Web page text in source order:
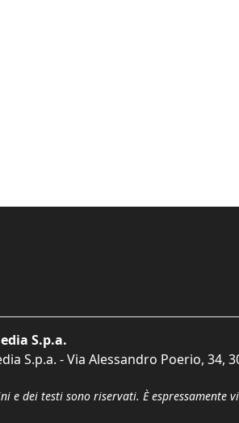
S.p.a.
S.p.a. - Via Alessandro Poerio, 34,
e dei testi sono riservati. È espressamente